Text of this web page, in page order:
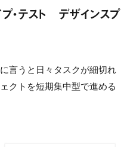
プ・テスト デザインスプ
言うと日々タスクが細切れ
クトを短期集中型で進める